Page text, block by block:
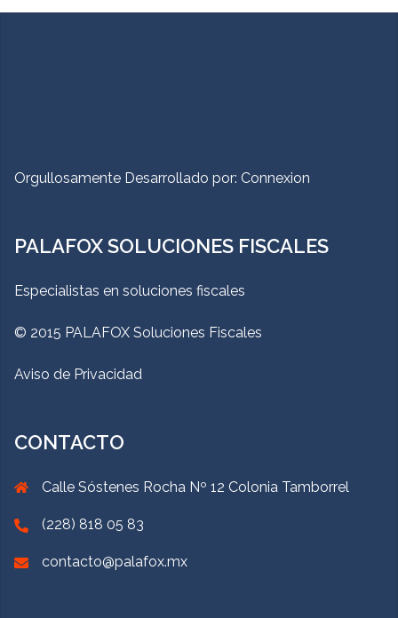
Orgullosamente Desarrollado por: Connexion
PALAFOX SOLUCIONES FISCALES
Especialistas en soluciones fiscales
© 2015 PALAFOX Soluciones Fiscales
Aviso de Privacidad
CONTACTO
Calle Sóstenes Rocha Nº 12 Colonia Tamborrel
(228) 818 05 83
contacto@palafox.mx